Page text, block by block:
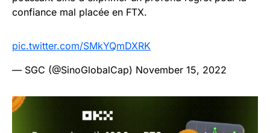
confiance mal placée en FTX.
pic.twitter.com/SMkYQmDXRK
— SGC (@SinoGlobalCap) November 15, 2022